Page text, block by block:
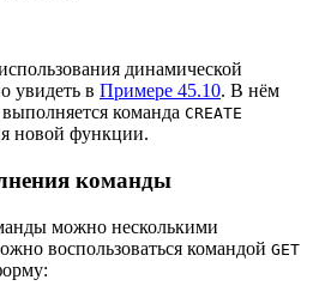
динамической
увидеть в Примере 45.10. В нём
команда CREATE
новой функции.
команды
можно несколькими
воспользоваться командой GET